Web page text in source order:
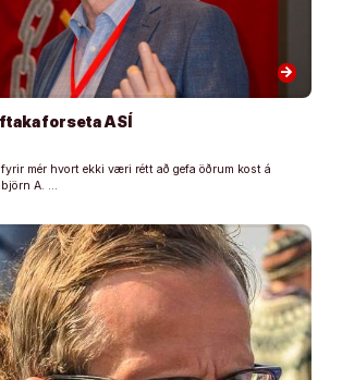
arrow_forward
forseta ASÍ
fyrir mér hvort ekki væri rétt að gefa öðrum kost á
A. …